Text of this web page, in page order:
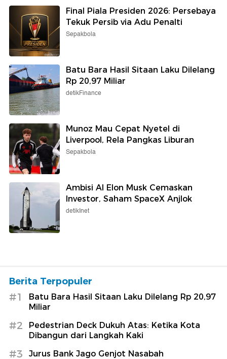
Final Piala Presiden 2026: Persebaya
Tekuk Persib via Adu Penalti
Sepakbola
Batu Bara Hasil Sitaan Laku Dilelang
Rp 20,97 Miliar
detikFinance
Munoz Mau Cepat Nyetel di
Liverpool, Rela Pangkas Liburan
Sepakbola
Ambisi AI Elon Musk Cemaskan
Investor, Saham SpaceX Anjlok
detikInet
Berita Terpopuler
#1
Batu Bara Hasil Sitaan Laku Dilelang Rp 20,97
Miliar
#2
Pedestrian Deck Dukuh Atas: Ketika Kota
Dibangun dari Langkah Kaki
#3 Jurus Bank Jago Genjot Nasabah